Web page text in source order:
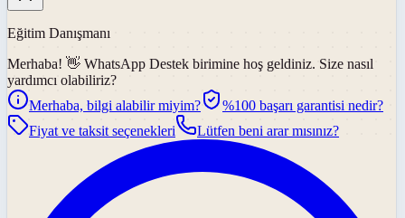
Eğitim Danışmanı
Merhaba! 👋 WhatsApp Destek birimine hoş geldiniz. Size nasıl
yardımcı olabiliriz?
Merhaba, bilgi alabilir miyim?
%100 başarı garantisi nedir?
Fiyat ve taksit seçenekleri
Lütfen beni arar mısınız?